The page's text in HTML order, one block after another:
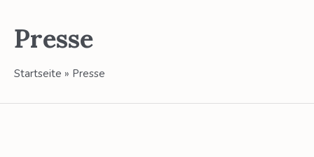
Presse
Startseite » Presse